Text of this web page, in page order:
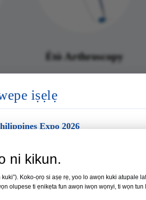
Ètò Arthroscopy
iṣẹlẹ
Expo 2026
Oṣu Kẹjọ ọdun 2026
Nọmba 35
ni kikun.
Koko-ọrọ si aṣẹ rẹ, yoo lo awọn kuki atupale
olupese ti ẹnikẹta fun awọn iwọn wọnyi, ti wọn